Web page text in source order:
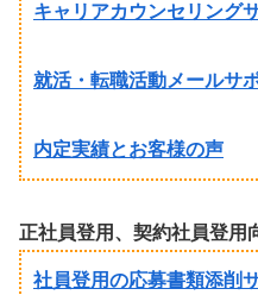
キャリアカウンセリング
就活・転職活動メールサ
内定実績とお客様の声
正社員登用、契約社員登用
社員登用の応募書類添削